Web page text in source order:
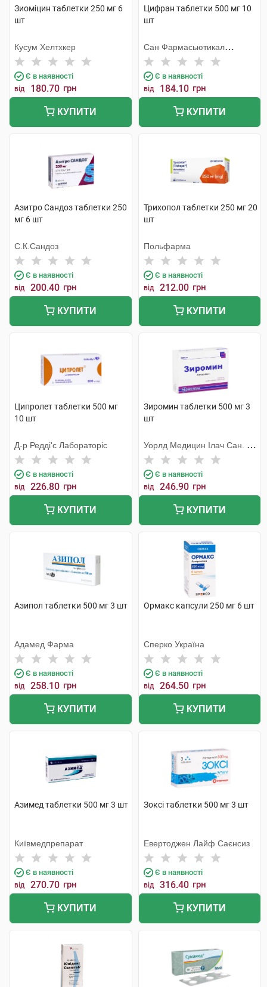
Зиоміцин таблетки 250 мг 6
шт
Кусум Хелтхкер
Є в наявності
від 180.70 грн
КУПИТИ
Цифран таблетки 500 мг 10
шт
Сан Фармасьютикал
Індастріз
Є в наявності
від 184.10 грн
КУПИТИ
Азитро Сандоз таблетки 250
мг 6 шт
С.К.Сандоз
Є в наявності
від 200.40 грн
КУПИТИ
Трихопол таблетки 250 мг 20
шт
Польфарма
Є в наявності
від 212.00 грн
КУПИТИ
Ципролет таблетки 500 мг
10 шт
Д-р Редді'с Лабораторіс
Є в наявності
від 226.80 грн
КУПИТИ
Зиромин таблетки 500 мг 3
шт
Уорлд Медицин Ілач Сан. Ве
Тідж
Є в наявності
від 246.90 грн
КУПИТИ
Азипол таблетки 500 мг 3 шт
Адамед Фарма
Є в наявності
від 258.10 грн
КУПИТИ
Ормакс капсули 250 мг 6 шт
Сперко Україна
Є в наявності
від 264.50 грн
КУПИТИ
Азимед таблетки 500 мг 3 шт
Київмедпрепарат
Є в наявності
від 270.70 грн
КУПИТИ
Зоксі таблетки 500 мг 3 шт
Евертоджен Лайф Саєнсиз
Є в наявності
від 316.40 грн
КУПИТИ